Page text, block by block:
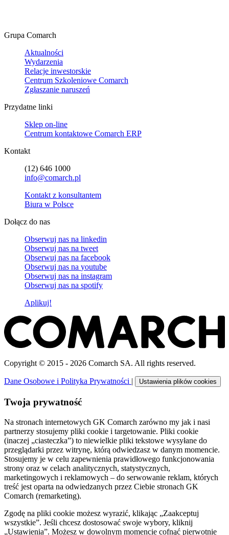
Grupa Comarch
Aktualności
Wydarzenia
Relacje inwestorskie
Centrum Szkoleniowe Comarch
Zgłaszanie naruszeń
Przydatne linki
Sklep on-line
Centrum kontaktowe Comarch ERP
Kontakt
(12) 646 1000
info@comarch.pl
Kontakt z konsultantem
Biura w Polsce
Dołącz do nas
Obserwuj nas na linkedin
Obserwuj nas na tweet
Obserwuj nas na facebook
Obserwuj nas na youtube
Obserwuj nas na instagram
Obserwuj nas na spotify
Aplikuj!
Copyright © 2015 - 2026 Comarch SA. All rights reserved.
Dane Osobowe i Polityka Prywatności | Ustawienia plików cookies
Twoja prywatność
Na stronach internetowych GK Comarch zarówno my jak i nasi
partnerzy stosujemy pliki cookie i targetowanie. Pliki cookie
(inaczej „ciasteczka”) to niewielkie pliki tekstowe wysyłane do
przeglądarki przez witrynę, którą odwiedzasz w danym momencie.
Stosujemy je w celu zapewnienia prawidłowego funkcjonowania
strony oraz w celach analitycznych, statystycznych,
marketingowych i reklamowych – do serwowanie reklam, których
treść jest oparta na odwiedzanych przez Ciebie stronach GK
Comarch (remarketing).
Zgodę na pliki cookie możesz wyrazić, klikając „Zaakceptuj
wszystkie”. Jeśli chcesz dostosować swoje wybory, kliknij
„Ustawienia”. Możesz w dowolnym momencie cofnąć pierwotnie